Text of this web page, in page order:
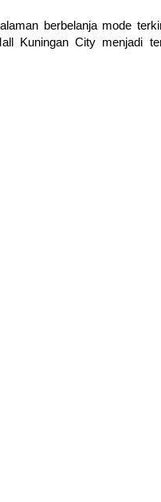
berbelanja mode
Kuningan City menjadi